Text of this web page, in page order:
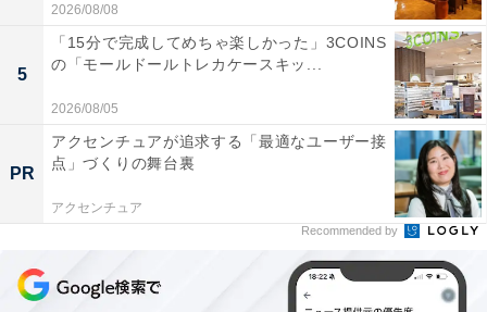
2026/08/08
5
「15分で完成してめちゃ楽しかった」3COINS
の「モールドールトレカケースキッ...
2026/08/05
PR
アクセンチュアが追求する「最適なユーザー接
点」づくりの舞台裏
アクセンチュア
Recommended by